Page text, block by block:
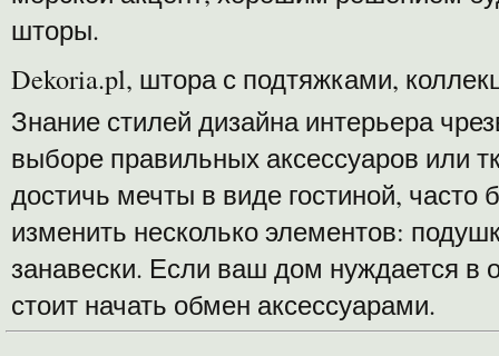
шторы.
Dekoria.pl, штора с подтяжками,
Знание стилей дизайна интерьера
выборе правильных аксессуаров или
достичь мечты в виде гостиной, часто
изменить несколько элементов:
занавески. Если ваш дом нуждается в
стоит начать обмен аксессуарами.